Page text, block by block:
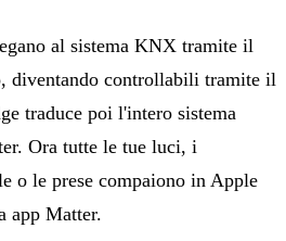
al sistema KNX tramite il
diventando controllabili tramite il
traduce poi l'intero sistema
Ora tutte le tue luci, i
o le prese compaiono in Apple
app Matter.